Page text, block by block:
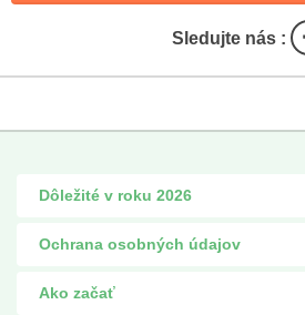
Sledujte nás :
Dôležité v roku 2026
Ochrana osobných údajov
Ako začať